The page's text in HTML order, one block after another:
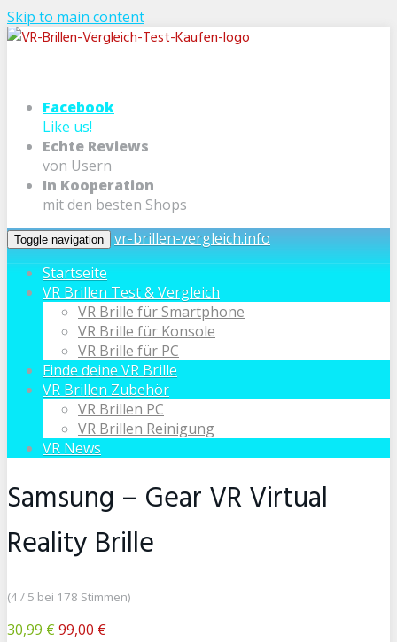
Skip to main content
Facebook
Like us!
Echte Reviews
von Usern
In Kooperation
mit den besten Shops
Toggle navigation
vr-brillen-vergleich.info
Startseite
VR Brillen Test & Vergleich
VR Brille für Smartphone
VR Brille für Konsole
VR Brille für PC
Finde deine VR Brille
VR Brillen Zubehör
VR Brillen PC
VR Brillen Reinigung
VR News
Samsung – Gear VR Virtual
Reality Brille
(4 / 5 bei 178 Stimmen)
30,99 € 99,00 €